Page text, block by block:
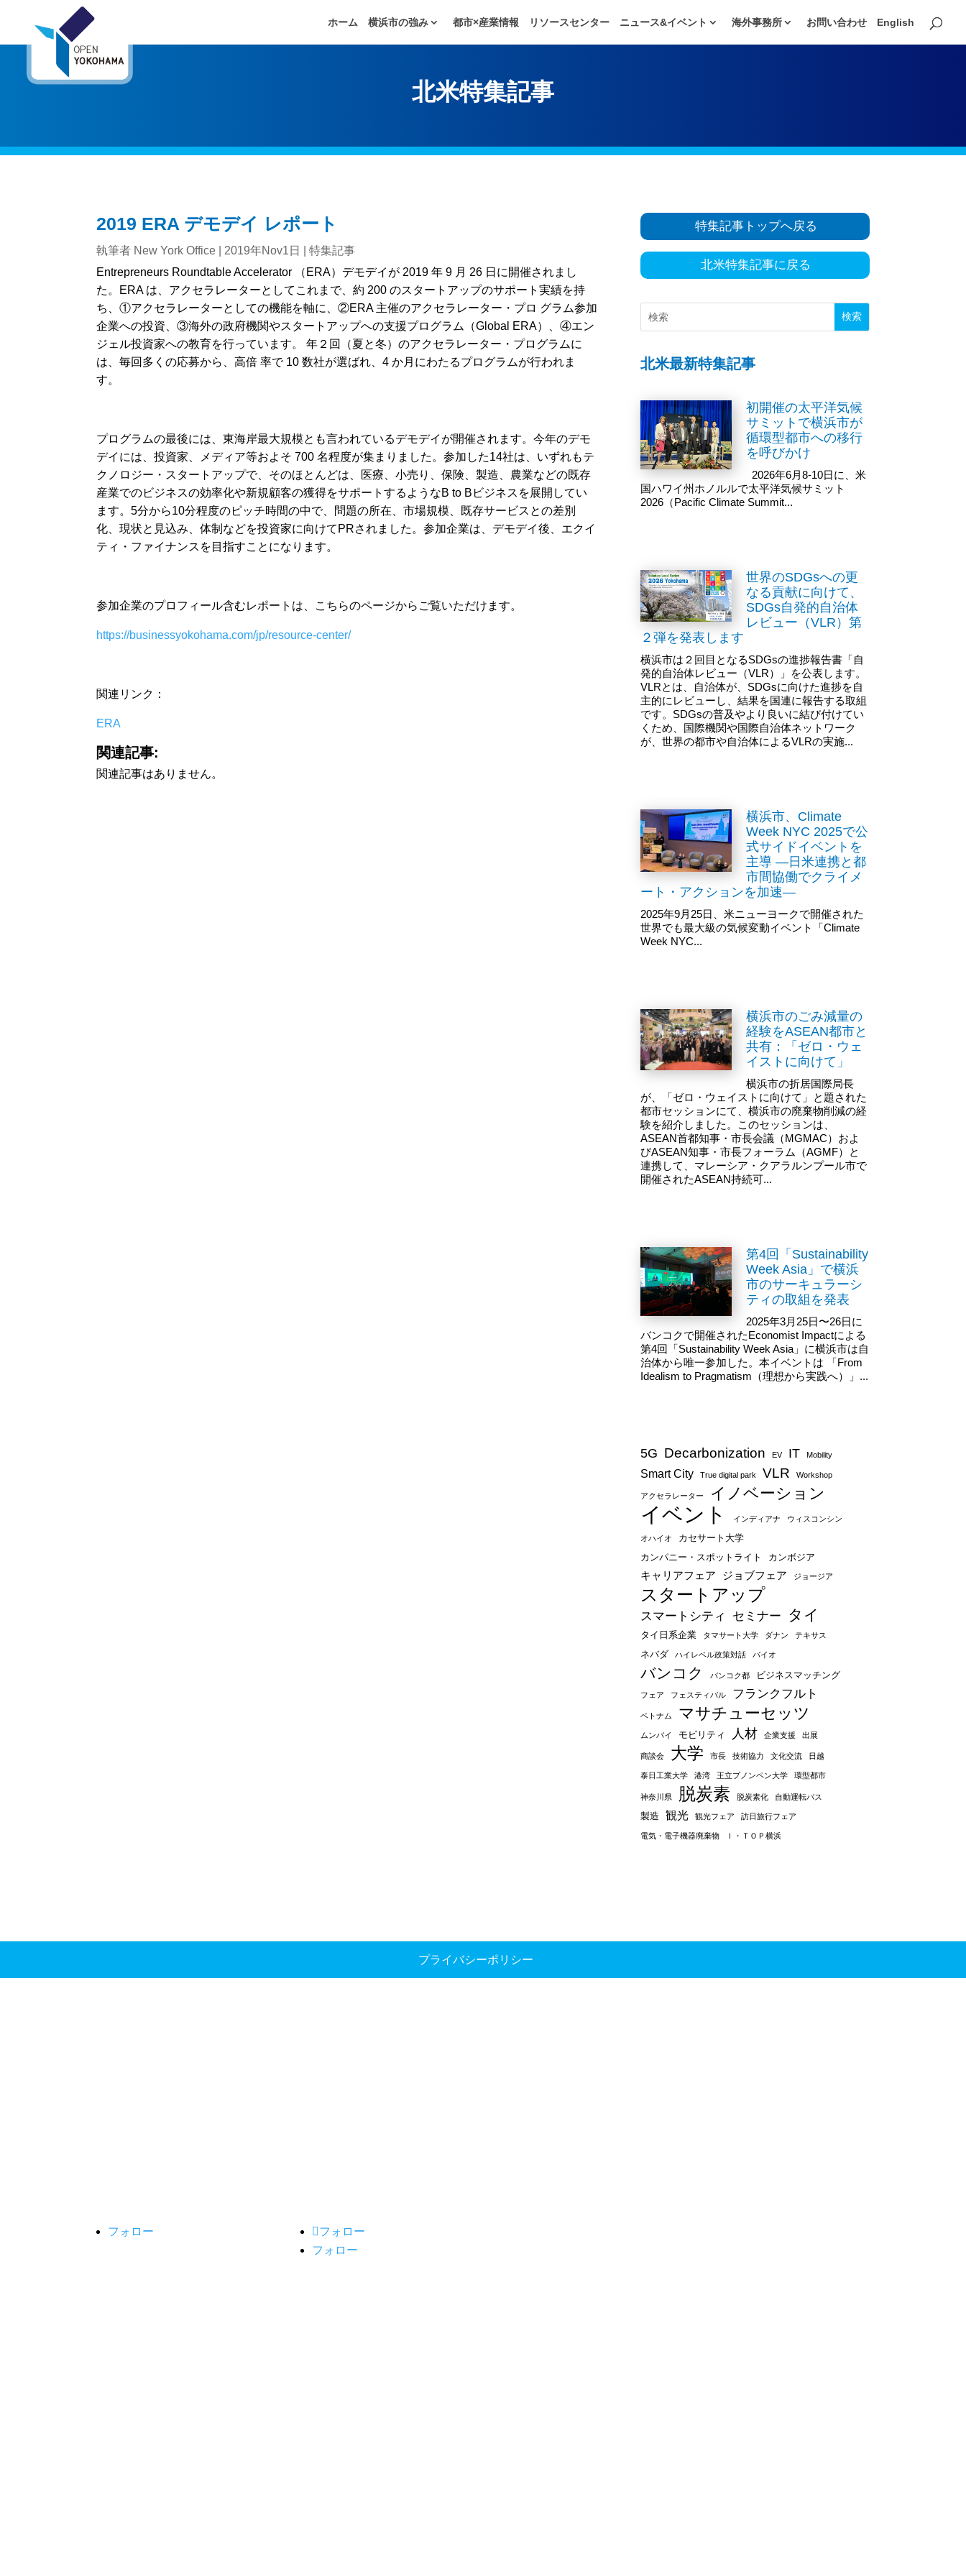
ホーム 横浜市の強み 都市×産業情報 リソースセンター ニュース&イベント 海外事務所 お問い合わせ English
北米特集記事
2019 ERA デモデイ レポート
執筆者 New York Office 2019年Nov1日 |特集記事
Entrepreneurs Roundtable Accelerator （ERA）デモデイが 2019 年 9 月 26 日に開催されまし
た。ERA は、アクセラレーターとしてこれまで、約 200 のスタートアップのサポート実績を持
ち、①アクセラレーターとしての機能を軸に、②ERA 主催のアクセラレーター・プロ グラム参加
企業への投資、③海外の政府機関やスタートアップへの支援プログラム（Global ERA）、④エン
ジェル投資家への教育を行っています。 年２回（夏と冬）のアクセラレーター・プログラムに
は、毎回多くの応募から、高倍 率で 10 数社が選ばれ、4 か月にわたるプログラムが行われま
す。
プログラムの最後には、東海岸最大規模とも言われているデモデイが開催されます。今年のデモ
デイには、投資家、メディア等およそ 700 名程度が集まりました。参加した14社は、いずれもテ
クノロジー・スタートアップで、そのほとんどは、医療、小売り、保険、製造、農業などの既存
産業でのビジネスの効率化や新規顧客の獲得をサポートするようなB to Bビジネスを展開してい
ます。5分から10分程度のピッチ時間の中で、問題の所在、市場規模、既存サービスとの差別
化、現状と見込み、体制などを投資家に向けてPRされました。参加企業は、デモデイ後、エクイ
ティ・ファイナンスを目指すことになります。
参加企業のプロフィール含むレポートは、こちらのページからご覧いただけます。
https://businessyokohama.com/jp/resource-center/
関連リンク：
ERA
関連記事:
関連記事はありません。
特集記事トップへ戻る
北米特集記事に戻る
北米最新特集記事
初開催の太平洋気候
サミットで横浜市が
循環型都市への移行
を呼びかけ
2026年6月8-10日に、米
国ハワイ州ホノルルで太平洋気候サミット
2026（Pacific Climate Summit...
世界のSDGsへの更
なる貢献に向けて、
SDGs自発的自治体
レビュー（VLR）第
２弾を発表します
横浜市は２回目となるSDGsの進捗報告書「自
発的自治体レビュー（VLR）」を公表します。
VLRとは、自治体が、SDGsに向けた進捗を自
主的にレビューし、結果を国連に報告する取組
です。SDGsの普及やより良いに結び付けてい
くため、国際機関や国際自治体ネットワーク
が、世界の都市や自治体によるVLRの実施...
横浜市、Climate
Week NYC 2025で公
式サイドイベントを
主導 ―日米連携と都
市間協働でクライメ
ート・アクションを加速―
2025年9月25日、米ニューヨークで開催された
世界でも最大級の気候変動イベント「Climate
Week NYC...
横浜市のごみ減量の
経験をASEAN都市と
共有：「ゼロ・ウェ
イストに向けて」
横浜市の折居国際局長
が、「ゼロ・ウェイストに向けて」と題された
都市セッションにて、横浜市の廃棄物削減の経
験を紹介しました。このセッションは、
ASEAN首都知事・市長会議（MGMAC）およ
びASEAN知事・市長フォーラム（AGMF）と
連携して、マレーシア・クアラルンプール市で
開催されたASEAN持続可...
第4回「Sustainability
Week Asia」で横浜
市のサーキュラーシ
ティの取組を発表
2025年3月25日〜26日に
バンコクで開催されたEconomist Impactによる
第4回「Sustainability Week Asia」に横浜市は自
治体から唯一参加した。本イベントは 「From
Idealism to Pragmatism（理想から実践へ）」...
5G Decarbonization EV IT Mobility
Smart City True digital park VLR Workshop
アクセラレーター イノベーション
イベント インディアナ ウィスコンシン
オハイオ
カセサート大学
カンパニー・スポットライト
カンボジア
キャリアフェア ジョブフェア ジョージア
スタートアップ
スマートシティ セミナー タイ
タイ日系企業 タマサート大学 ダナン テキサス
ネバダ ハイレベル政策対話 バイオ
バンコク バンコク都 ビジネスマッチング
フェア フェスティバル フランクフルト
ベトナム マサチューセッツ
ムンバイ モビリティ 人材 企業支援 出展
商談会 大学 市長 技術協力 文化交流 日越
泰日工業大学 港湾 王立プノンペン大学 環型都市
神奈川県 脱炭素 脱炭素化 自動運転バス
製造 観光 観光フェア 訪日旅行フェア
電気・電子機器廃棄物 Ｉ・ＴＯＰ横浜
プライバシーポリシー
フォロー
フォロー
フォロー